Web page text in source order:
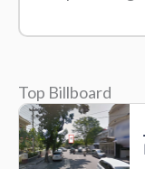
Top Billboard